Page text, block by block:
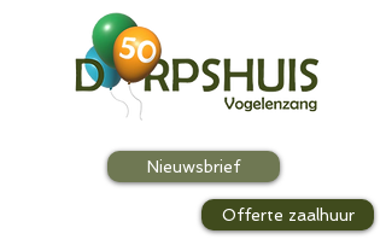
Offerte zaalhuur
Nieuwsbrief